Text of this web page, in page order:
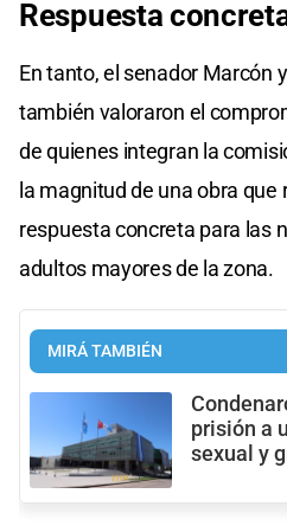
Respuesta
En tanto, el senador Marcón
también valoraron el
de quienes integran la
la magnitud de una obra que
respuesta concreta para las
adultos mayores de la zona.
MIRÁ TAMBIÉN
prisión a
sexual y